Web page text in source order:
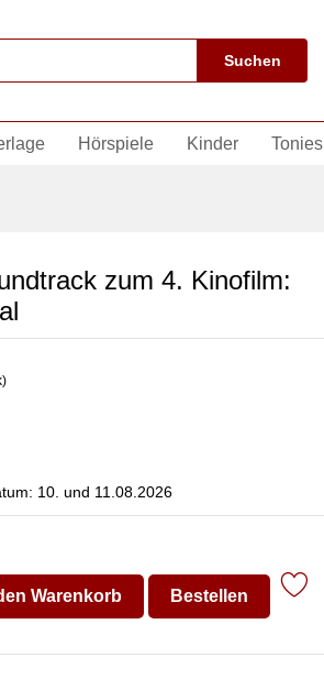
Suchen
Hörspiele Kinder Tonies
zum 4. Kinofilm:
10. und 11.08.2026
Warenkorb Bestellen